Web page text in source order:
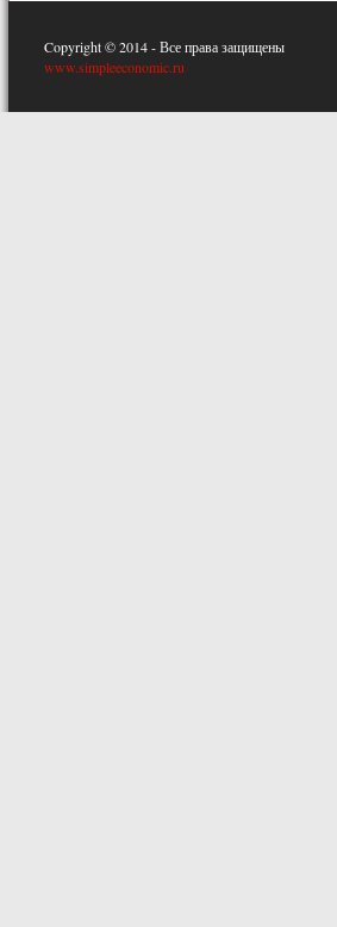
Copyright © 2014 - Все права защищены
www.simpleeconomic.ru